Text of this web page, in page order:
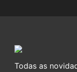
Todas as